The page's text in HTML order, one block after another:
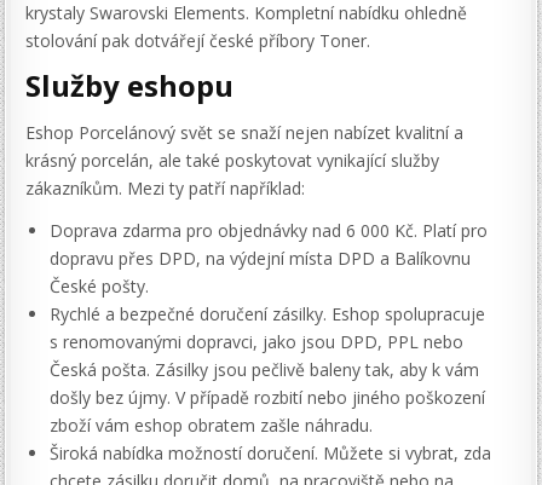
krystaly Swarovski Elements. Kompletní nabídku ohledně
stolování pak dotvářejí české příbory Toner.
Služby eshopu
Eshop Porcelánový svět se snaží nejen nabízet kvalitní a
krásný porcelán, ale také poskytovat vynikající služby
zákazníkům. Mezi ty patří například:
Doprava zdarma pro objednávky nad 6 000 Kč. Platí pro
dopravu přes DPD, na výdejní místa DPD a Balíkovnu
České pošty.
Rychlé a bezpečné doručení zásilky. Eshop spolupracuje
s renomovanými dopravci, jako jsou DPD, PPL nebo
Česká pošta. Zásilky jsou pečlivě baleny tak, aby k vám
došly bez újmy. V případě rozbití nebo jiného poškození
zboží vám eshop obratem zašle náhradu.
Široká nabídka možností doručení. Můžete si vybrat, zda